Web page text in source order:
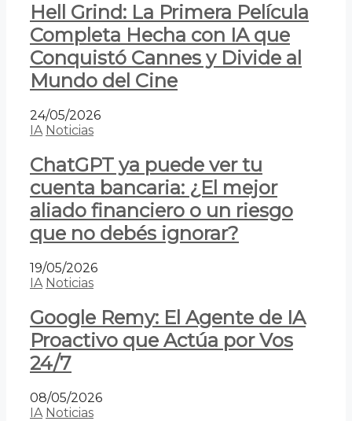
Hell Grind: La Primera Película
Completa Hecha con IA que
Conquistó Cannes y Divide al
Mundo del Cine
24/05/2026
IA Noticias
ChatGPT ya puede ver tu
cuenta bancaria: ¿El mejor
aliado financiero o un riesgo
que no debés ignorar?
19/05/2026
IA Noticias
Google Remy: El Agente de IA
Proactivo que Actúa por Vos
24/7
08/05/2026
IA Noticias